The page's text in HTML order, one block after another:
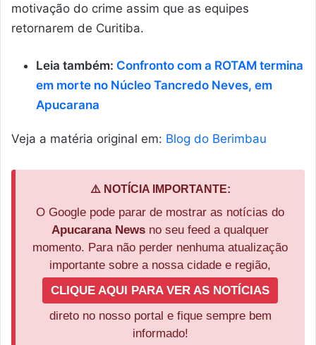
motivação do crime assim que as equipes
retornarem de Curitiba.
Leia também: Confronto com a ROTAM termina
em morte no Núcleo Tancredo Neves, em
Apucarana
Veja a matéria original em: Blog do Berimbau
⚠️ NOTÍCIA IMPORTANTE:
O Google pode parar de mostrar as notícias do
Apucarana News no seu feed a qualquer
momento. Para não perder nenhuma atualização
importante sobre a nossa cidade e região,
CLIQUE AQUI PARA VER AS NOTÍCIAS
direto no nosso portal e fique sempre bem
informado!